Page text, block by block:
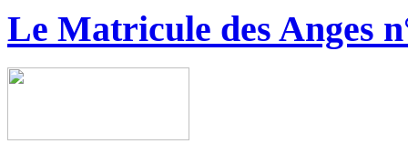
Le Matricule des Anges